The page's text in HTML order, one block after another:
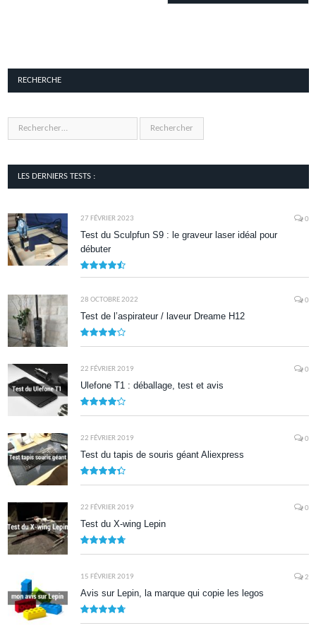
RECHERCHE
LES DERNIERS TESTS :
27 FÉVRIER 2023 0
Test du Sculpfun S9 : le graveur laser idéal pour
débuter
28 OCTOBRE 2022 0
Test de l’aspirateur / laveur Dreame H12
22 FÉVRIER 2019 0
Ulefone T1 : déballage, test et avis
22 FÉVRIER 2019 0
Test du tapis de souris géant Aliexpress
22 FÉVRIER 2019 0
Test du X-wing Lepin
15 FÉVRIER 2019 2
Avis sur Lepin, la marque qui copie les legos